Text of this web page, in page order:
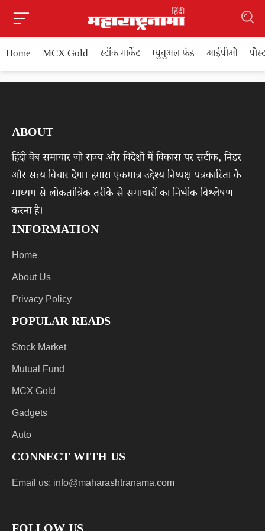
Home MCX Gold स्टॉक मार्केट म्युचुअल फंड आईपीओ
ABOUT
हिंदी वेब समाचार जो राज्य और विदेशों में विकास पर सटीक, निडर
और सत्य विचार देगा। हमारा एकमात्र उद्देश्य निष्पक्ष पत्रकारिता के
माध्यम से लोकतांत्रिक तरीके से समाचारों का निर्भीक विश्लेषण
करना है।
INFORMATION
Home
About Us
Privacy Policy
POPULAR READS
Stock Market
Mutual Fund
MCX Gold
Gadgets
Auto
CONNECT WITH US
Email us: info@maharashtranama.com